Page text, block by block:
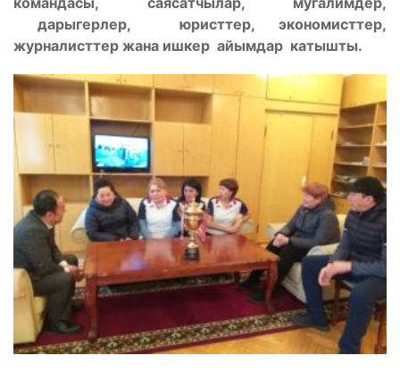
дарыгерлер, юристтер, экономисттер,
журналисттер жана ишкер айымдар катышты.